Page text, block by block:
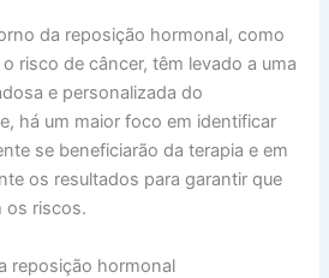
da reposição hormonal, como
risco de câncer, têm levado a uma
e personalizada do
há um maior foco em identificar
se beneficiarão da terapia e em
os resultados para garantir que
os riscos.
reposição hormonal